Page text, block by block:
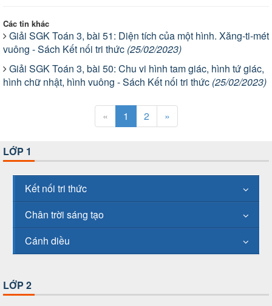
Các tin khác
Giải SGK Toán 3, bài 51: Diện tích của một hình. Xăng-ti-mét
vuông - Sách Kết nối tri thức (25/02/2023)
Giải SGK Toán 3, bài 50: Chu vi hình tam giác, hình tứ giác,
hình chữ nhật, hình vuông - Sách Kết nối tri thức (25/02/2023)
« 1 2 »
LỚP 1
Kết nối tri thức
Chân trời sáng tạo
Cánh diều
LỚP 2